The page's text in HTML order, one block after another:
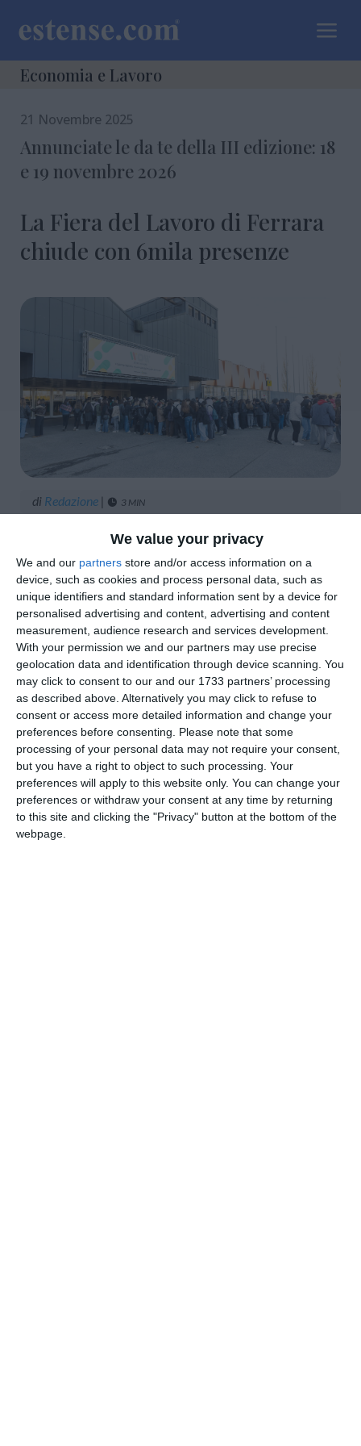
We value your privacy
We and our partners store and/or access information on a
device, such as cookies and process personal data, such as
unique identifiers and standard information sent by a device for
personalised advertising and content, advertising and content
measurement, audience research and services development.
With your permission we and our partners may use precise
geolocation data and identification through device scanning. You
may click to consent to our and our 1733 partners’ processing
as described above. Alternatively you may click to refuse to
consent or access more detailed information and change your
preferences before consenting.
Please note that some
processing of your personal data may not require your consent,
but you have a right to object to such processing. Your
preferences will apply to this website only. You can change your
preferences or withdraw your consent at any time by returning
to this site and clicking the "Privacy" button at the bottom of the
webpage.
a
Economia e Lavoro
21 Novembre 2025
Annunciate le da te della III edizione: 18
e 19 novembre 2026
La Fiera del Lavoro di Ferrara
chiude con 6mila presenze
di Redazione |  3 MIN
 
Oltre duemila studenti hanno partecipato
attivamente alla seconda edizione di “Work
on Work”– la fiera nazionale di servizio al
mondo del lavoro, che si è svolta presso il
Quartiere Fieristico. Tra laboratori, hackaton
e percorsi pratici, gli studenti hanno
presentato progetti e proposte agli HR delle
aziende presenti, creando un vero e proprio
dialogo intergenerazionale. Durante la fiera
sono state presentate innovative start-up,
alcune di assoluta eccellenza, così come è